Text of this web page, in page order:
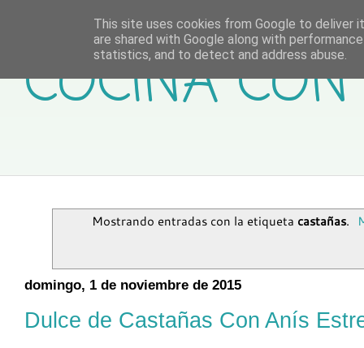
COCINA
Mostrando entradas con la etiqueta castañas.
domingo, 1 de noviembre de 2015
Dulce de Castañas Con Anís
This site uses cookies from Google to deliver
are shared with Google along with
statistics, and to detect and address abuse.